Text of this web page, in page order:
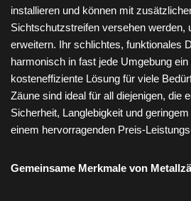
installieren und können mit
Sichtschutzstreifen versehen werden,
erweitern. Ihr schlichtes, funktionales
harmonisch in fast jede Umgebung ein
kosteneffiziente Lösung für viele
Zäune sind ideal für all diejenigen, die
Sicherheit, Langlebigkeit und
einem hervorragenden Preis-
Gemeinsame Merkmale von